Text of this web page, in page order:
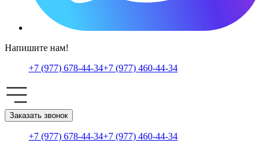
Напишите нам!
+7 (977) 678-44-34+7 (977) 460-44-34
Заказать звонок
+7 (977) 678-44-34+7 (977) 460-44-34